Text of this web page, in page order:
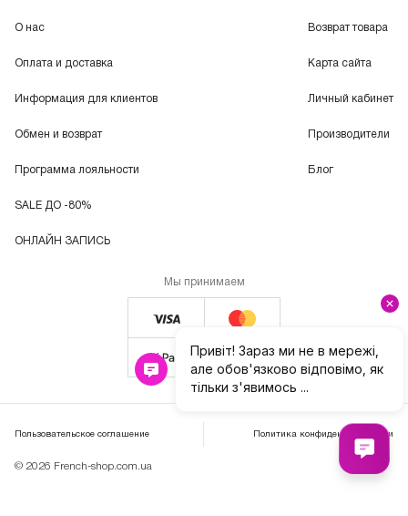
О нас
Оплата и доставка
Информация для клиентов
Обмен и возврат
Программа лояльности
SALE ДО -80%
ОНЛАЙН ЗАПИСЬ
Возврат товара
Карта сайта
Личный кабинет
Производители
Блог
Мы принимаем
© 2026 French-shop.com.ua
Пользовательское соглашение Политика конфиденциальности